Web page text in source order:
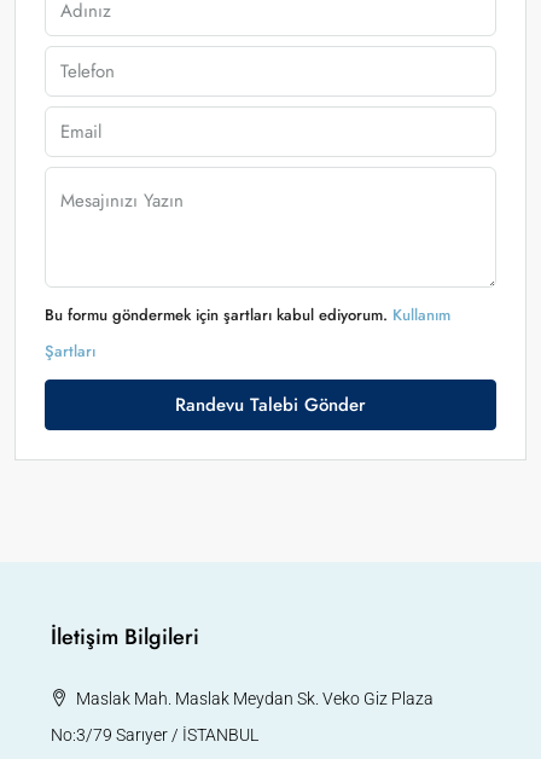
Bu formu göndermek için şartları kabul ediyorum. Kullanım
Şartları
Randevu Talebi Gönder
İletişim Bilgileri
Maslak Mah. Maslak Meydan Sk. Veko Giz Plaza
No:3/79 Sarıyer / İSTANBUL